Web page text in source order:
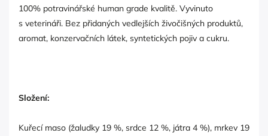
100% potravinářské human grade kvalitě. Vyvinuto
s veterináři. Bez přidaných vedlejších živočišných produktů,
aromat, konzervačních látek, syntetických pojiv a cukru.
Složení:
Kuřecí maso (žaludky 19 %, srdce 12 %, játra 4 %), mrkev 19